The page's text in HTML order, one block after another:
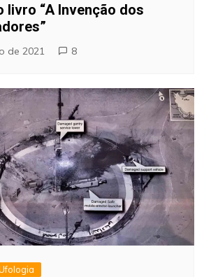
livro “A Invenção dos
de 2021 8